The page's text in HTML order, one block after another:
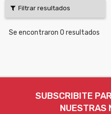
Filtrar resultados
Se encontraron 0 resultados
SUBSCRIBITE
NUESTRAS